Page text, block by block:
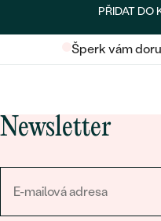
PŘIDAT DO
Šperk vám
Newsletter